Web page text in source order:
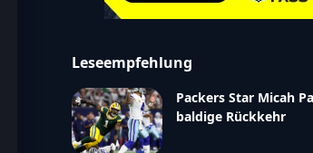
Leseempfehlung
Packers Star Micah
baldige Rückkehr